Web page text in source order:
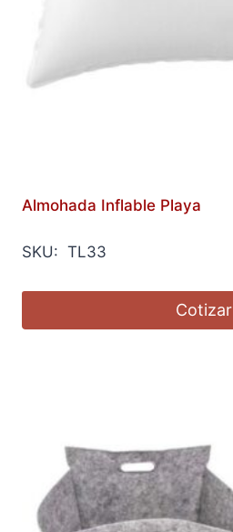
Almohada Inflable Playa
SKU: TL33
Cotizar